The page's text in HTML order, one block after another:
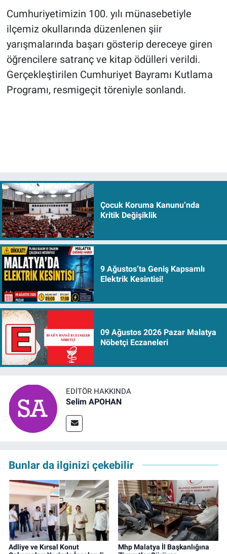
Cumhuriyetimizin 100. yılı münasebetiyle
ilçemiz okullarında düzenlenen şiir
yarışmalarında başarı gösterip dereceye giren
öğrencilere satranç ve kitap ödülleri verildi.
Gerçekleştirilen Cumhuriyet Bayramı Kutlama
Programı, resmigeçit töreniyle sonlandı.
Çocuk Koruma Kanunu’nda
Kritik Değişiklik
9 Ağustos’ta Geniş Kapsamlı
Elektrik Kesintisi!
09 Ağustos 2026 Pazar Malatya
Nöbetçi Eczaneleri
EDITÖR HAKKINDA
Selim APOHAN
Bunlar da ilginizi çekebilir
Adliye ve Kırsal Konut
Mhp Malatya İl Başkanlığına